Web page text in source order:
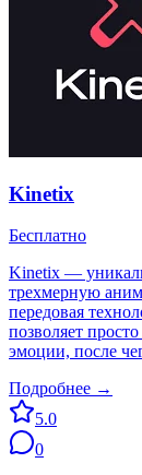
Kinetix
Бесплатно
Kinetix —
трехмерную
передовая
позволяет
эмоции, после
Подробнее →
5.0
0